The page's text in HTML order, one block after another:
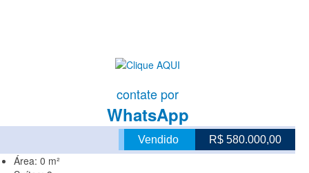
contate por
WhatsApp
Vendido R$ 580.000,00
Área: 0 m²